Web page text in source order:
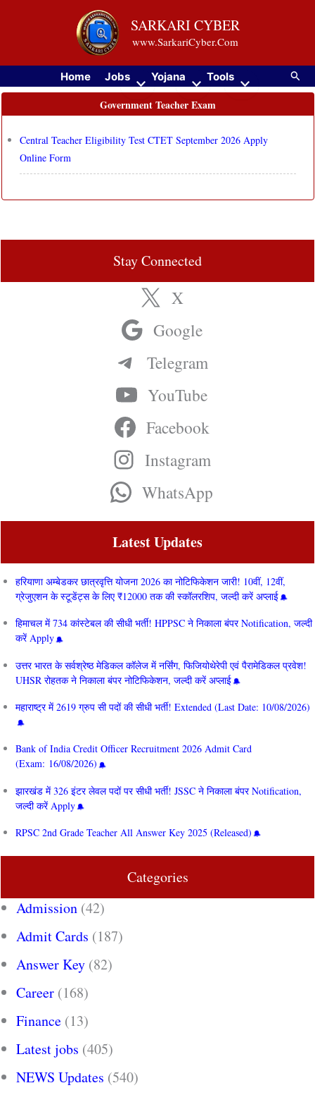
SARKARI CYBER
www.SarkariCyber.Com
Home Jobs Yojana Tools
Government Teacher Exam
Central Teacher Eligibility Test CTET September 2026 Apply
Online Form
Stay Connected
X
Google
Telegram
YouTube
Facebook
Instagram
WhatsApp
Latest Updates
हरियाणा अम्बेडकर छात्रवृत्ति योजना 2026 का नोटिफिकेशन जारी! 10वीं, 12वीं,
ग्रेजुएशन के स्टूडेंट्स के लिए ₹12000 तक की स्कॉलरशिप, जल्दी करें अप्लाई
हिमाचल में 734 कांस्टेबल की सीधी भर्ती! HPPSC ने निकाला बंपर Notification, जल्दी
करें Apply
उत्तर भारत के सर्वश्रेष्ठ मेडिकल कॉलेज में नर्सिंग, फिजियोथेरेपी एवं पैरामेडिकल प्रवेश!
UHSR रोहतक ने निकाला बंपर नोटिफिकेशन, जल्दी करें अप्लाई
महाराष्ट्र में 2619 ग्रुप सी पदों की सीधी भर्ती! Extended (Last Date: 10/08/2026)
Bank of India Credit Officer Recruitment 2026 Admit Card
(Exam: 16/08/2026)
झारखंड में 326 इंटर लेवल पदों पर सीधी भर्ती! JSSC ने निकाला बंपर Notification,
जल्दी करें Apply
RPSC 2nd Grade Teacher All Answer Key 2025 (Released)
Categories
Admission (42)
Admit Cards (187)
Answer Key (82)
Career (168)
Finance (13)
Latest jobs (405)
NEWS Updates (540)